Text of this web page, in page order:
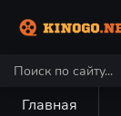
Главная